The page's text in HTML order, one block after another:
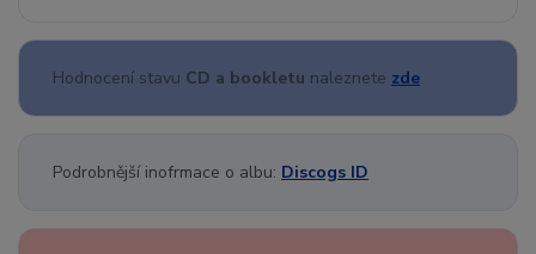
Hodnocení stavu CD a bookletu naleznete zde
Podrobnější inofrmace o albu: Discogs ID